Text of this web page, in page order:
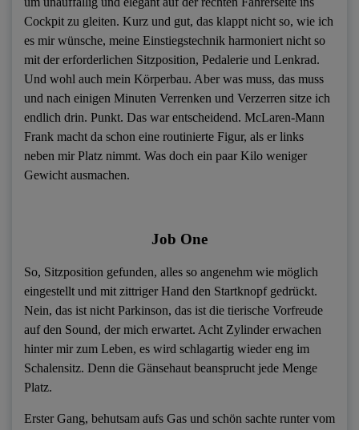
Cockpit zu gleiten. Kurz und gut, das klappt nicht so, wie ich
es mir wünsche, meine Einstiegstechnik harmoniert nicht so
mit der erforderlichen Sitzposition, Pedalerie und Lenkrad.
Und wohl auch mein Körperbau. Aber was muss, das muss
und nach einigen Minuten Verrenken und Verzerren sitze ich
endlich drin. Punkt. Das war entscheidend. McLaren-Mann
Frank macht da schon eine routinierte Figur, als er links
neben mir Platz nimmt. Was doch ein paar Kilo weniger
Gewicht ausmachen.
Job One
So, Sitzposition gefunden, alles so angenehm wie möglich
eingestellt und mit zittriger Hand den Startknopf gedrückt.
Nein, das ist nicht Parkinson, das ist die tierische Vorfreude
auf den Sound, der mich erwartet. Acht Zylinder erwachen
hinter mir zum Leben, es wird schlagartig wieder eng im
Schalensitz. Denn die Gänsehaut beansprucht jede Menge
Platz.
Erster Gang, behutsam aufs Gas und schön sachte runter vom